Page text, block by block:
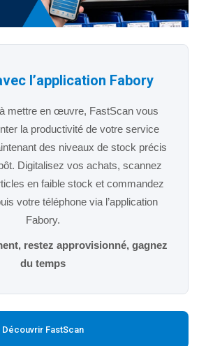
l’application Fabory
mettre en œuvre, FastScan vous
la productivité de votre service
des niveaux de stock précis
Digitalisez vos achats, scannez
en faible stock et commandez
votre téléphone via l’application
Fabory.
restez approvisionné, gagnez
du temps
Découvrir FastScan